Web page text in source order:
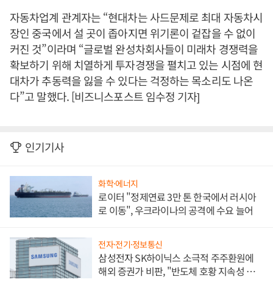
자동차업계 관계자는 “현대차는 사드문제로 최대 자동차시
장인 중국에서 설 곳이 좁아지면 위기론이 겉잡을 수 없이
커진 것”이라며 “글로벌 완성차회사들이 미래차 경쟁력을
확보하기 위해 치열하게 투자경쟁을 펼치고 있는 시점에 현
대차가 추동력을 잃을 수 있다는 걱정하는 목소리도 나온
다”고 말했다. [비즈니스포스트 임수정 기자]
인기기사
화학·에너지
로이터 "정제연료 3만 톤 한국에서 러시아
로 이동", 우크라이나의 공격에 수요 늘어
전자·전기·정보통신
삼성전자 SK하이닉스 소극적 주주환원에
해외 증권가 비판, "반도체 호황 지속성 의